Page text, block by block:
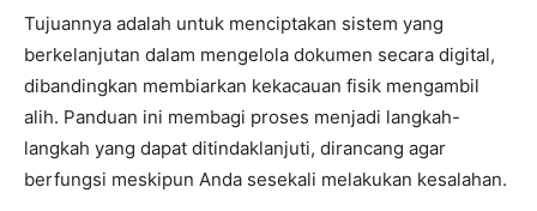
Tujuannya adalah untuk menciptakan sistem yang
berkelanjutan dalam mengelola dokumen secara digital,
dibandingkan membiarkan kekacauan fisik mengambil
alih. Panduan ini membagi proses menjadi langkah-
langkah yang dapat ditindaklanjuti, dirancang agar
berfungsi meskipun Anda sesekali melakukan kesalahan.